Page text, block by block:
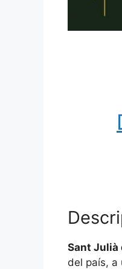
Sant Julià
del país, a